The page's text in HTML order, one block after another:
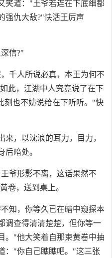
笑道："王爷若连在下底细都
强仇大敌?"快活王厉声
信?"
千人所说必真，本王为何不
此，江湖中人究竟说了在下
刻也不妨说给在下听听。"快
来，以沈浪的耳力，目力，
后暗处。
爷形影不离，这话果然不
卷，送到桌上。
知，你等久已在暗中窥探本
调查得清清楚楚，但你等一
。"他大笑着自那束黄卷中抽
："你自己瞧瞧吧。"这三张